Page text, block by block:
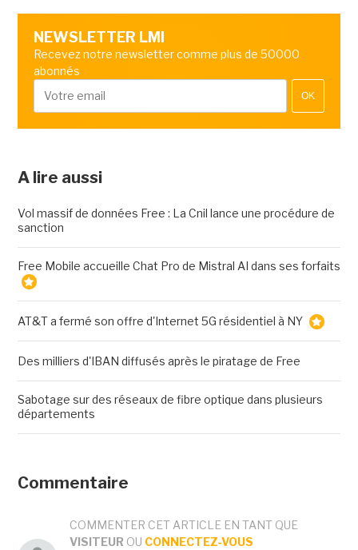
NEWSLETTER LMI
Recevez notre newsletter comme plus de 50000
abonnés
OK
A lire aussi
Vol massif de données Free : La Cnil lance une procédure de
sanction
Free Mobile accueille Chat Pro de Mistral AI dans ses forfaits
AT&T a fermé son offre d'Internet 5G résidentiel à NY
Des milliers d'IBAN diffusés après le piratage de Free
Sabotage sur des réseaux de fibre optique dans plusieurs
départements
Commentaire
COMMENTER CET ARTICLE EN TANT QUE
VISITEUR OU CONNECTEZ-VOUS